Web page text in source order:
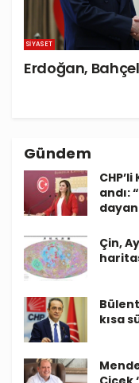
SIYASET
Erdoğan,
Gündem
andı:
Çin,
kısa